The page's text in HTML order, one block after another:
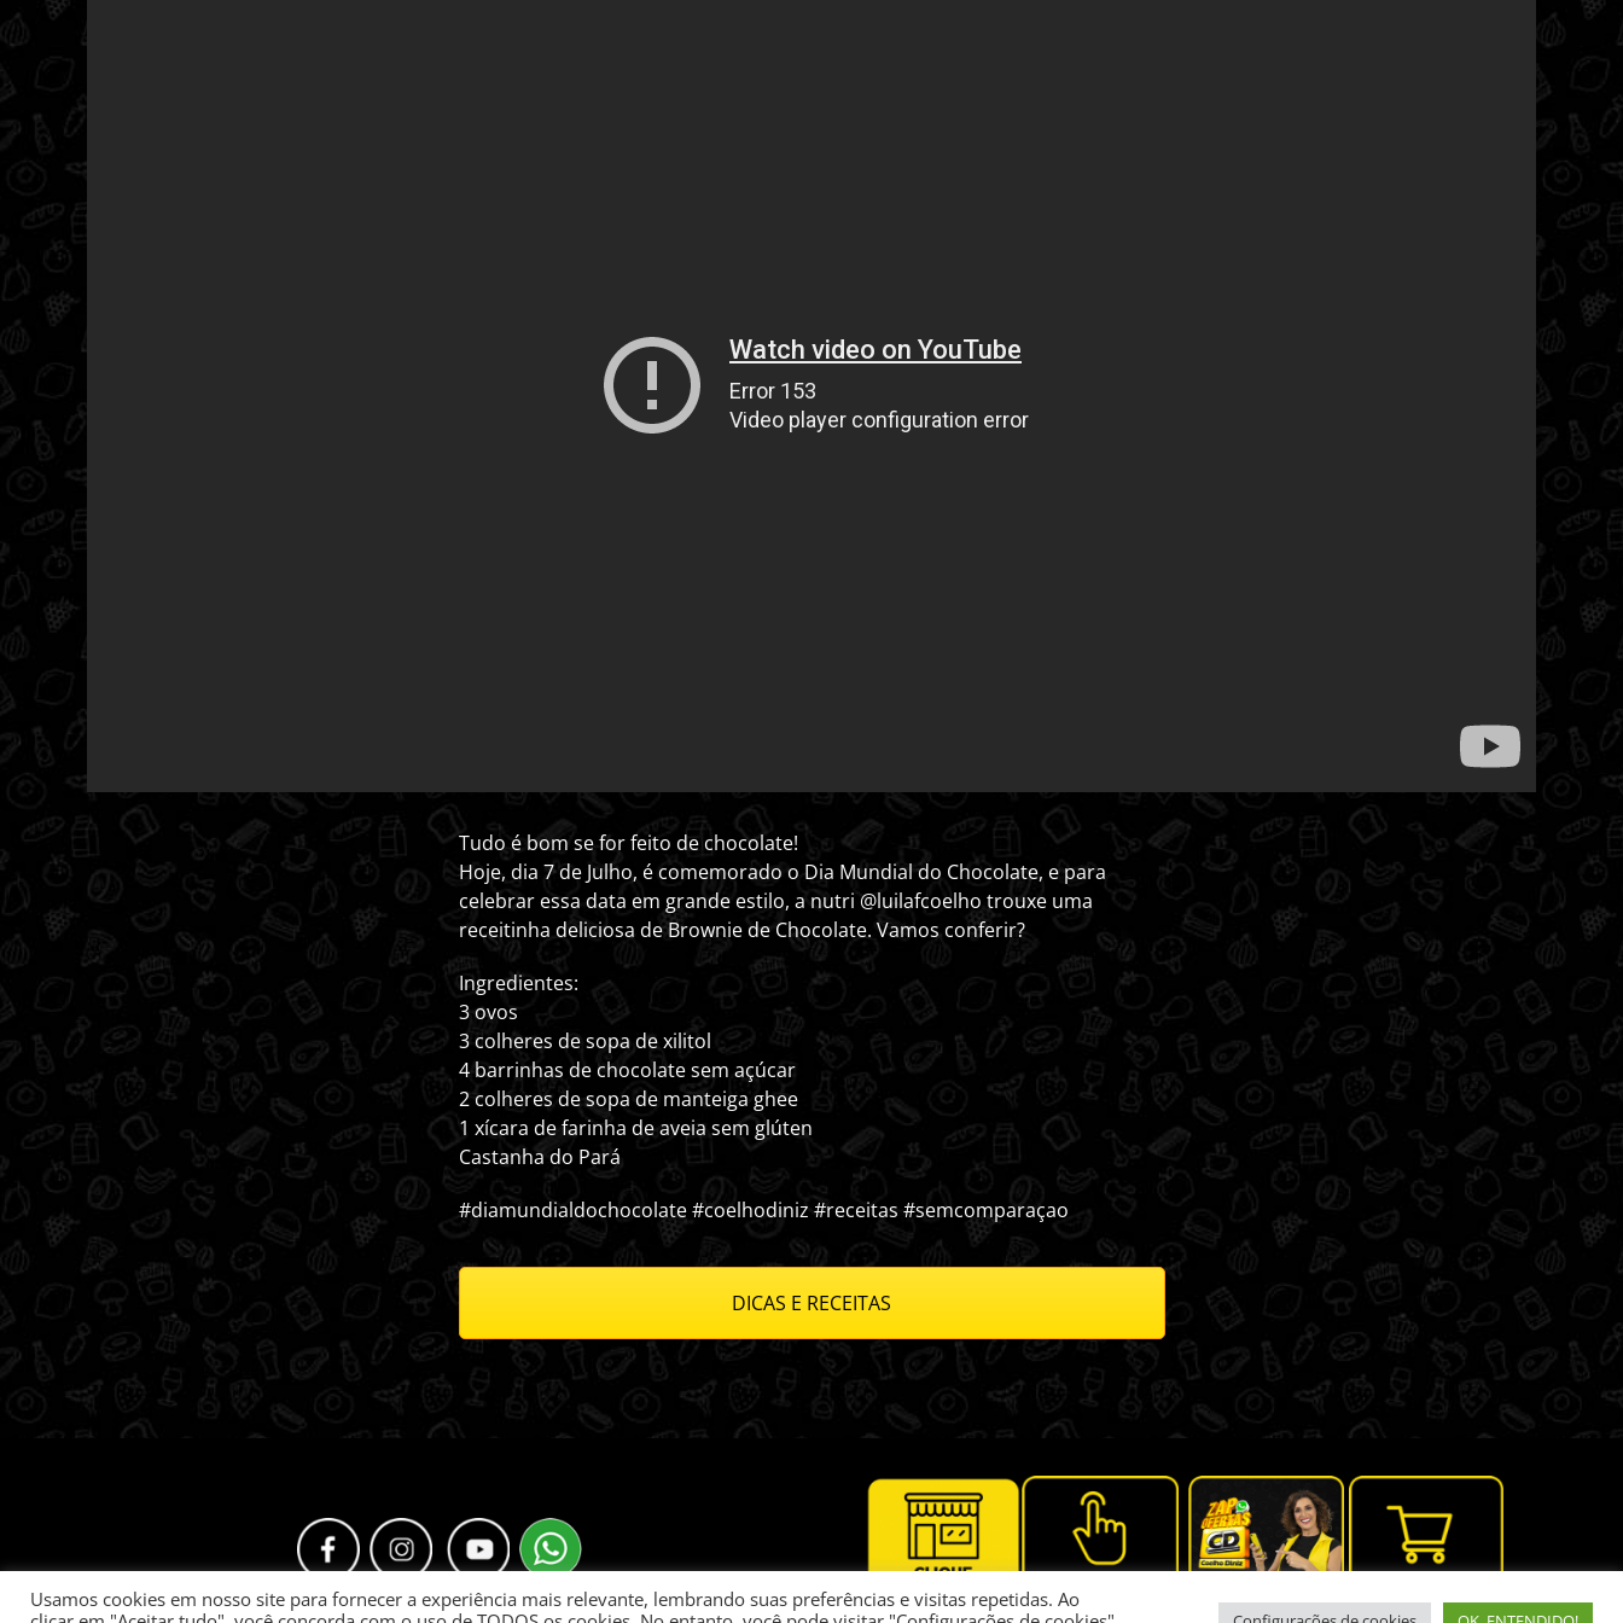
Tudo é bom se for feito de chocolate!
Hoje, dia 7 de Julho, é comemorado o Dia Mundial do Chocolate, e para
celebrar essa data em grande estilo, a nutri @luilafcoelho trouxe uma
receitinha deliciosa de Brownie de Chocolate. Vamos conferir?
Ingredientes:
3 ovos
3 colheres de sopa de xilitol
4 barrinhas de chocolate sem açúcar
2 colheres de sopa de manteiga ghee
1 xícara de farinha de aveia sem glúten
Castanha do Pará
#diamundialdochocolate #coelhodiniz #receitas #semcomparaçao
DICAS E RECEITAS
Usamos cookies em nosso site para fornecer a experiência mais relevante, lembrando suas preferências e visitas repetidas. Ao